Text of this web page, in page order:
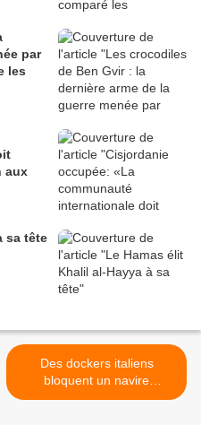
par
les
aux
sa tête
Des dockers italiens
bloquent un navire
saoudien transportant des